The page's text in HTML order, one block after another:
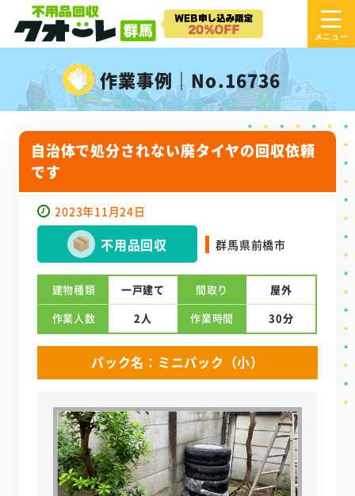
作業事例｜No.16736
自治体で処分されない廃タイヤの回収依頼
です
2023年11月24日
不用品回収 群馬県前橋市
建物種類 一戸建て 間取り
屋外
作業人数
2人 作業時間 30分
パック名：ミニパック（小）